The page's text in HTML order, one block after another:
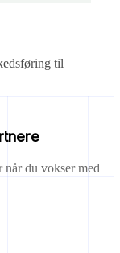
til
når du vokser med